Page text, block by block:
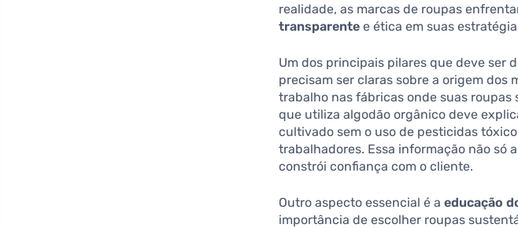
realidade, as marcas de roupas
transparente e ética em suas
Um dos principais pilares que deve ser
precisam ser claras sobre a origem dos
trabalho nas fábricas onde suas roupas
que utiliza algodão orgânico deve
cultivado sem o uso de pesticidas
trabalhadores. Essa informação não só
constrói confiança com o cliente.
Outro aspecto essencial é aeducação
importância de escolher roupas